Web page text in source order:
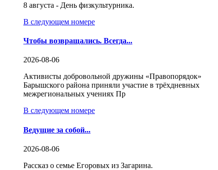
8 августа - День физкультурника.
В следующем номере
Чтобы возвращались. Всегда...
2026-08-06
Активисты добровольной дружины «Правопорядок»
Барышского района приняли участие в трёхдневных
межрегиональных учениях Пр
В следующем номере
Ведущие за собой...
2026-08-06
Рассказ о семье Егоровых из Загарина.